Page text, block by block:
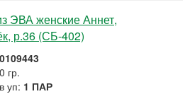
ЭВА женские Аннет,
р.36 (СБ-402)
гр.
уп: 1 ПАР